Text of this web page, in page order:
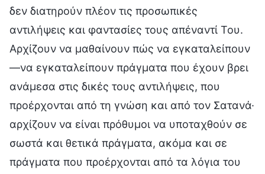
δεν διατηρούν πλέον τις προσωπικές
αντιλήψεις και φαντασίες τους απέναντί Του.
Αρχίζουν να μαθαίνουν πώς να εγκαταλείπουν
—να εγκαταλείπουν πράγματα που έχουν βρει
ανάμεσα στις δικές τους αντιλήψεις, που
προέρχονται από τη γνώση και από τον Σατανά·
αρχίζουν να είναι πρόθυμοι να υποταχθούν σε
σωστά και θετικά πράγματα, ακόμα και σε
πράγματα που προέρχονται από τα λόγια του